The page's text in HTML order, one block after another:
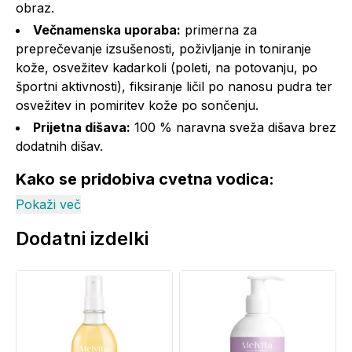
obraz.
Večnamenska uporaba: primerna za
preprečevanje izsušenosti, poživljanje in toniranje
kože, osvežitev kadarkoli (poleti, na potovanju, po
športni aktivnosti), fiksiranje ličil po nanosu pudra ter
osvežitev in pomiritev kože po sončenju.
Prijetna dišava: 100 % naravna sveža dišava brez
dodatnih dišav.
Kako se pridobiva cvetna vodica:
Ta ekološki in 100 % naravni hidrolat je pridobljen s
parno destilacijo svežih cvetnih lističev damaščanske
vrtnice (Rosa damascena). Pridobljena cvetna vodica
je izjemno bogata z naravnimi aktivnimi sestavinami.
Za eno samo stekleničko cvetne vodice damaščanske
vrtnice je potrebnih skoraj 2.000 svežih vrtničnih
cvetov. Hidrolati so na voljo v modrih stekleničkah, ki
ščitijo občutljive sestavine pred svetlobo.
Pokaži več
Dodatni izdelki